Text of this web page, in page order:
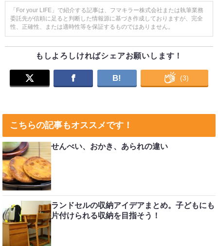
「For your LIFE」で紹介する記事は、フマキラー株式会社または執筆業務
委託先が信頼に足ると判断した情報源に基づき作成しておりますが、完全
性、正確性、または適時性等を保証するものではありません。
もしよろしければシェアお願いします！
B! (3)
こちらの記事もオススメです！
せんべい、おかき、あられの違い
ランドセルの収納アイデアまとめ。子どもにも
片付けられる収納を目指そう！